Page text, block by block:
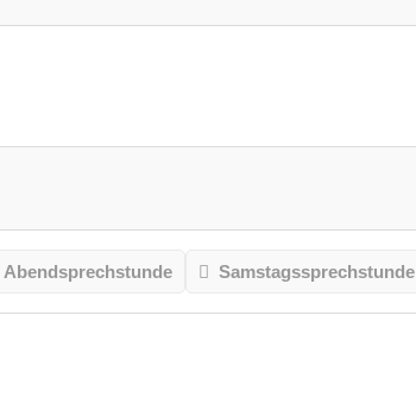
Abendsprechstunde Samstagssprechstunde